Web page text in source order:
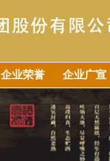
企业荣誉 企业广宣